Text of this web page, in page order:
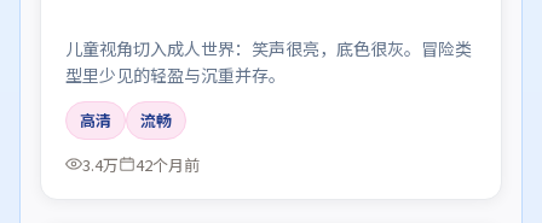
儿童视角切入成人世界：笑声很亮，底色很灰。冒险类
型里少见的轻盈与沉重并存。
高清
流畅
3.4万
42个月前